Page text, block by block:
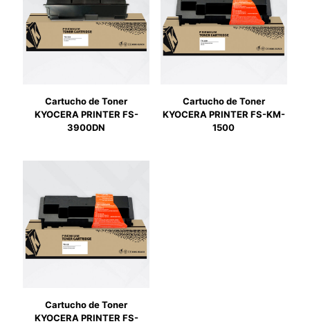
Cartucho de Toner
KYOCERA PRINTER FS-
3900DN
Cartucho de Toner
KYOCERA PRINTER FS-KM-
1500
Cartucho de Toner
KYOCERA PRINTER FS-